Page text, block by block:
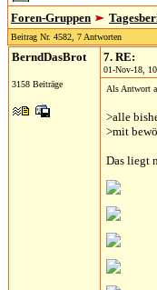
Foren-Gruppen
Beitrag Nr. 4582, 7 Antworten
BerndDasBrot
3158 Beiträge
7. RE:
01-Nov-18,
Als Antwort
>alle
>mit
Das liegt